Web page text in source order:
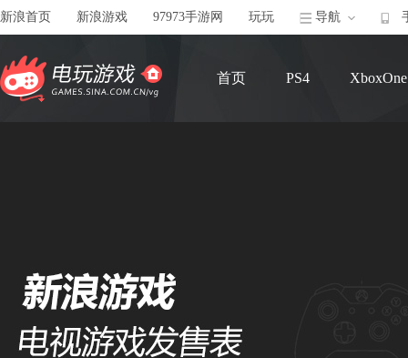
新浪首页 新浪游戏 97973手游网 玩玩 导航
首页 PS4 XboxOne